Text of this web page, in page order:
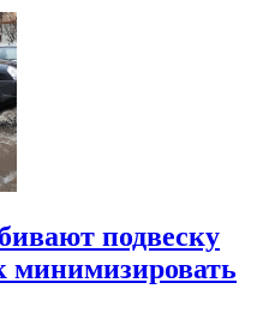
подвеску
минимизировать